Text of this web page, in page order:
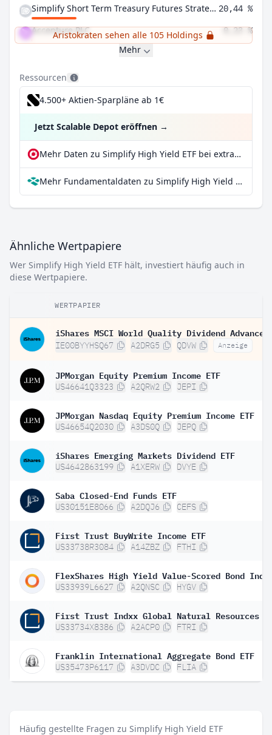
Simplify Short Term Treasury Futures Strategy ETF 20,44 %
Accenture PLC 0,23 %
Aristokraten sehen alle 105 Holdings
Mehr
Ressourcen
4.500+ Aktien-Sparpläne ab 1€
Jetzt Scalable Depot eröffnen →
Mehr Daten zu Simplify High Yield ETF bei extraETF
Mehr Fundamentaldaten zu Simplify High Yield ETF bei Parqet
Ähnliche Wertpapiere
Wer Simplify High Yield ETF hält, investiert häufig auch in
diese Wertpapiere.
WERTPAPIER
IE00BYYHSQ67 A2DRG5 QDVW Anzeige
JPMorgan Equity Premium Income ETF
US46641Q3323 A2QRW2 JEPI
JPMorgan Nasdaq Equity Premium Income ETF
US46654Q2030 A3DS0Q JEPQ
iShares Emerging Markets Dividend ETF
US4642863199 A1XERW DVYE
Saba Closed-End Funds ETF
US30151E8066 A2DQJ6 CEFS
First Trust BuyWrite Income ETF
US33738R3084 A14ZBZ FTHI
US33939L6627 A2QNSC HYGV
US33734X8386 A2ACP0 FTRI
Franklin International Aggregate Bond ETF
US35473P6117 A3DVDC FLIA
Häufig gestellte Fragen zu Simplify High Yield ETF